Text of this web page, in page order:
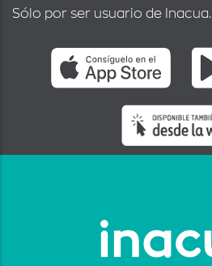
Sólo por ser usuario de Inacua.